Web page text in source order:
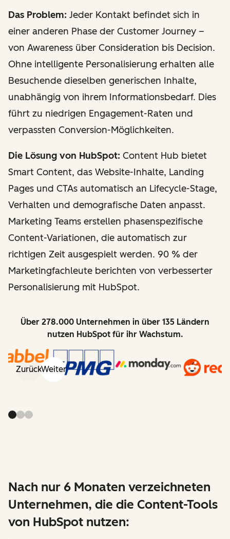
Das Problem: Jeder Kontakt befindet sich in
einer anderen Phase der Customer Journey –
von Awareness über Consideration bis Decision.
Ohne intelligente Personalisierung erhalten alle
Besuchende dieselben generischen Inhalte,
unabhängig von ihrem Informationsbedarf. Dies
führt zu niedrigen Engagement-Raten und
verpassten Conversion-Möglichkeiten.
Die Lösung von HubSpot: Content Hub bietet
Smart Content, das Website-Inhalte, Landing
Pages und CTAs automatisch an Lifecycle-Stage,
Verhalten und demografische Daten anpasst.
Marketing Teams erstellen phasenspezifische
Content-Variationen, die automatisch zur
richtigen Zeit ausgespielt werden. 90 % der
Marketingfachleute berichten von verbesserter
Personalisierung mit HubSpot.
Über 278.000 Unternehmen in über 135 Ländern
nutzen HubSpot für ihr Wachstum.
ZurückWeiter
Nach nur 6 Monaten verzeichneten
Unternehmen, die die Content-Tools
von HubSpot nutzen: